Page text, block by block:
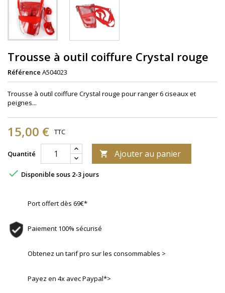
Trousse à outil coiffure Crystal rouge
Référence A504023
Trousse à outil coiffure Crystal rouge pour ranger 6 ciseaux et
peignes...
15,00 € TTC
Quantité  Ajouter au panier
 Disponible sous 2-3 jours
Port offert dès 69€*
Paiement 100% sécurisé
Obtenez un tarif pro sur les consommables >
Payez en 4x avec Paypal*>